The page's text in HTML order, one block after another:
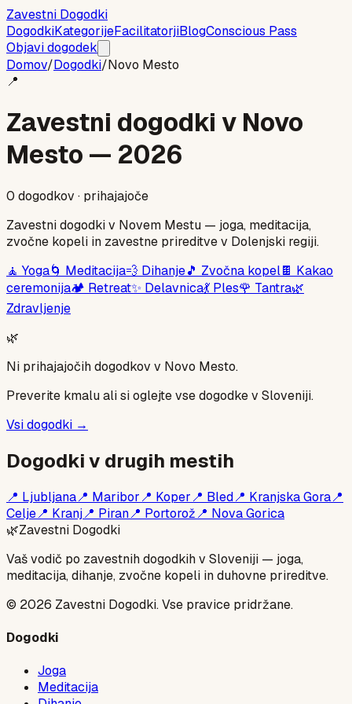
Zavestni Dogodki
DogodkiKategorijeFacilitatorjiBlogConscious Pass
Objavi dogodek
Domov/Dogodki/Novo Mesto
📍
Zavestni dogodki v Novo
Mesto — 2026
0 dogodkov · prihajajoče
Zavestni dogodki v Novem Mestu — joga, meditacija,
zvočne kopeli in zavestne prireditve v Dolenjski regiji.
🧘 Yoga🌀 Meditacija💨 Dihanje🎵 Zvočna kopel🍫 Kakao
ceremonija🏕️ Retreat✨ Delavnica💃 Ples🌹 Tantra🌿
Zdravljenje
🌿
Ni prihajajočih dogodkov v Novo Mesto.
Preverite kmalu ali si oglejte vse dogodke v Sloveniji.
Vsi dogodki →
Dogodki v drugih mestih
📍 Ljubljana📍 Maribor📍 Koper📍 Bled📍 Kranjska Gora📍
Celje📍 Kranj📍 Piran📍 Portorož📍 Nova Gorica
🌿Zavestni Dogodki
Vaš vodič po zavestnih dogodkih v Sloveniji — joga,
meditacija, dihanje, zvočne kopeli in duhovne prireditve.
© 2026 Zavestni Dogodki. Vse pravice pridržane.
Dogodki
Joga
Meditacija